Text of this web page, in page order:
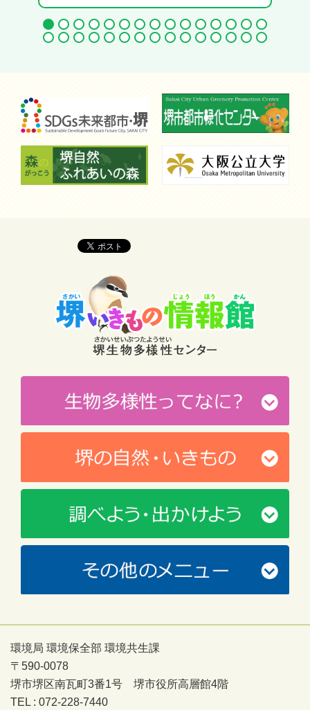
環境局 環境保全部 環境共生課
〒590-0078
堺市堺区南瓦町3番1号 堺市役所高層館4階
TEL : 072-228-7440